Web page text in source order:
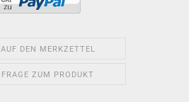
AUF DEN MERKZETTEL
FRAGE ZUM PRODUKT